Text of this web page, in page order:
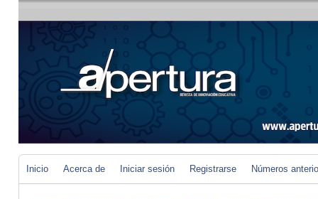
Inicio Acerca de Iniciar sesión Registrarse Números